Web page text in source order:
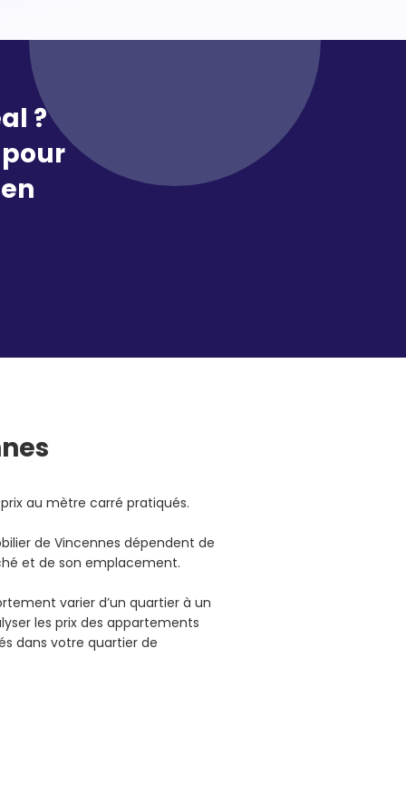
?
pour
au mètre carré pratiqués.
de Vincennes dépendent de
et de son emplacement.
varier d’un quartier à un
les prix des appartements
dans votre quartier de